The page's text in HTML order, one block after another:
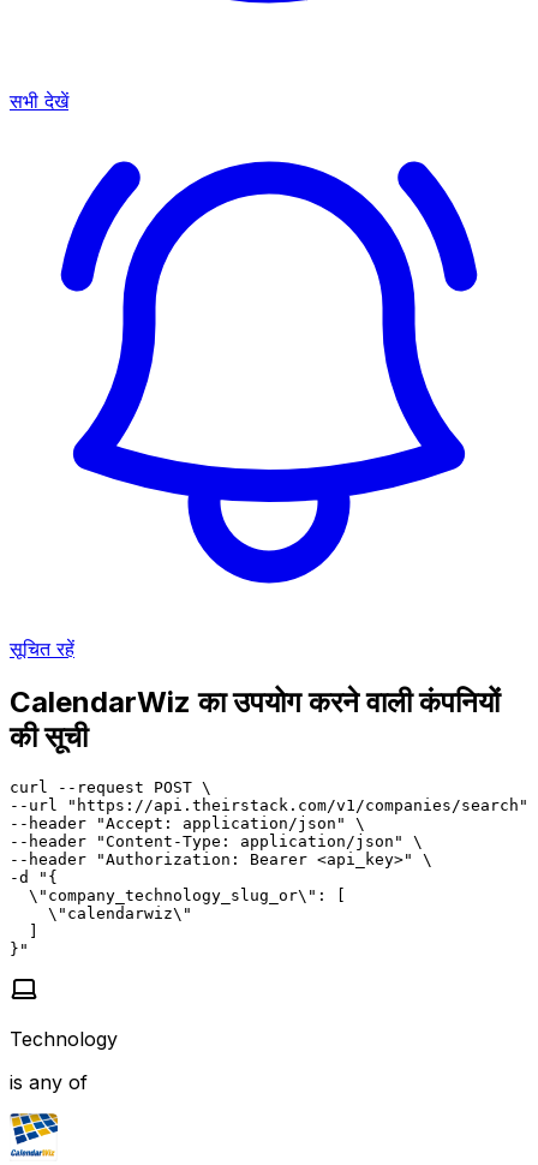
सभी देखें
सूचित रहें
CalendarWiz का उपयोग करने वाली कंपनियों
की सूची
curl --request POST \
--url "https://api.theirstack.com/v1/companies/search"
--header "Accept: application/json" \
--header "Content-Type: application/json" \
--header "Authorization: Bearer <api_key>" \
-d "{
  \"company_technology_slug_or\": [
    \"calendarwiz\"
  ]
}"
Technology
is any of